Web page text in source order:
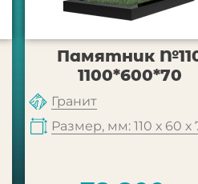
Памятник
1100*600*70
Гранит
Размер, мм: 110 х 60 х